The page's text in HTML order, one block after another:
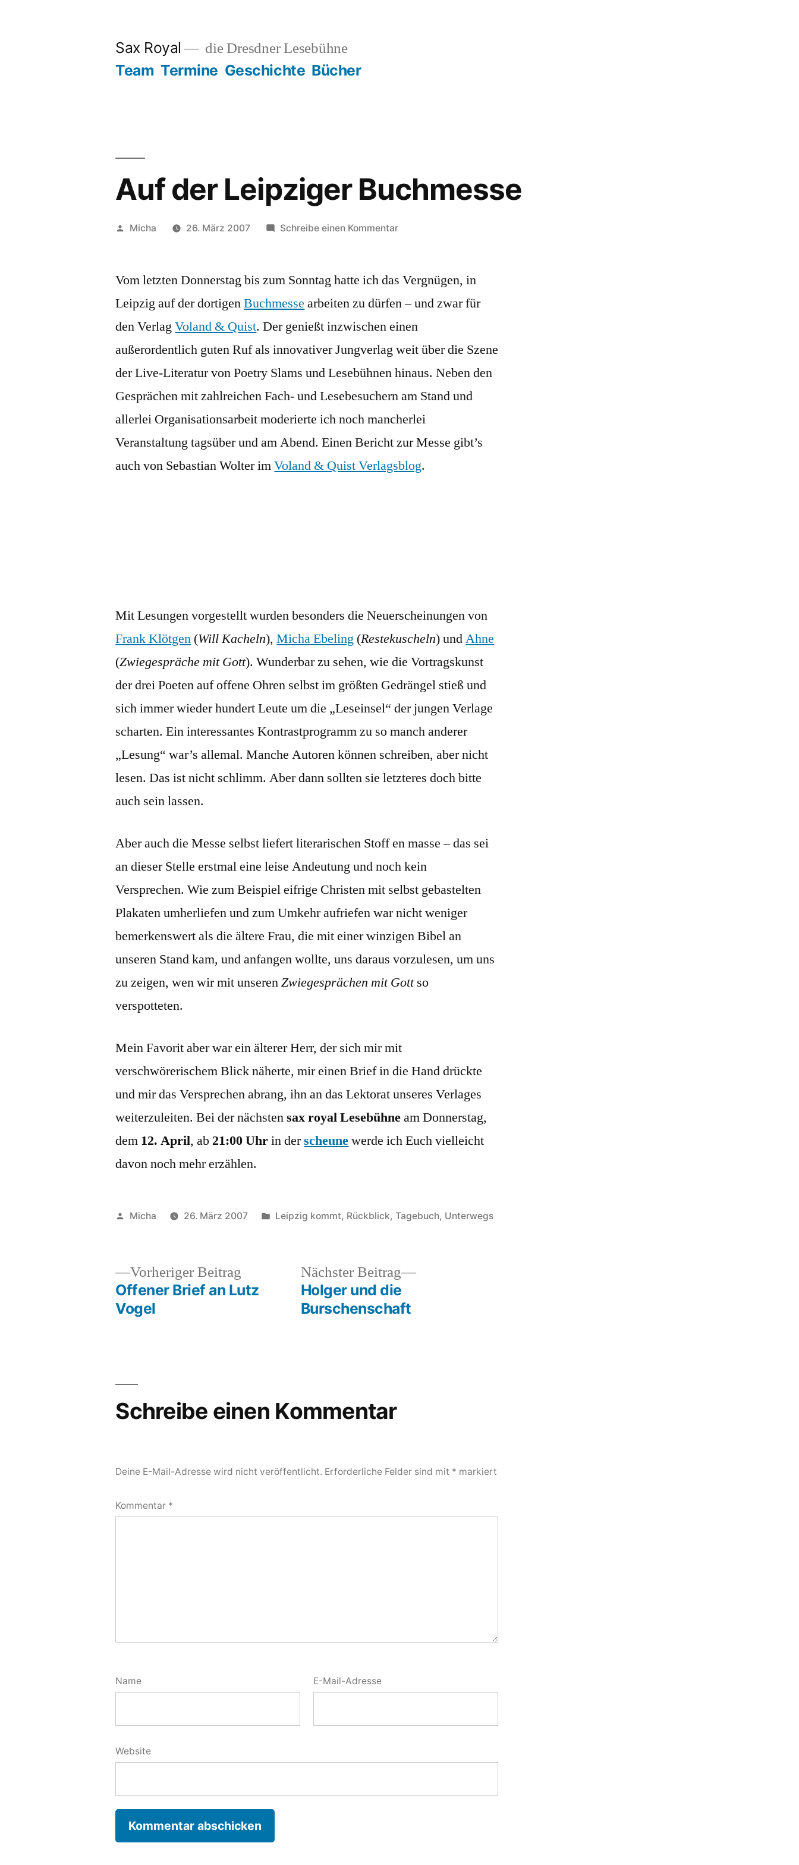
Sax Royal die Dresdner Lesebühne
Team Termine Geschichte Bücher
Auf der Leipziger Buchmesse
Veröffentlicht
Micha 26. März 2007 Schreibe einen Kommentarzu
Leipziger
Vom letzten Donnerstag bis zum Sonntag hatte ich das Vergnügen, in
Leipzig auf der dortigenBuchmesse arbeiten zu dürfen – und zwar für
den VerlagVoland & Quist. Der genießt inzwischen einen
außerordentlich guten Ruf als innovativer Jungverlag weit über die Szene
der Live-Literatur von Poetry Slams und Lesebühnen hinaus. Neben den
Gesprächen mit zahlreichen Fach- und Lesebesuchern am Stand und
allerlei Organisationsarbeit moderierte ich noch mancherlei
Veranstaltung tagsüber und am Abend. Einen Bericht zur Messe gibt’s
auch von Sebastian Wolter imVoland & Quist Verlagsblog.
Mit Lesungen vorgestellt wurden besonders die Neuerscheinungen von
Frank Klötgen (Will Kacheln),Micha Ebeling (Restekuscheln) undAhne
(Zwiegespräche mit Gott). Wunderbar zu sehen, wie die Vortragskunst
der drei Poeten auf offene Ohren selbst im größten Gedrängel stieß und
sich immer wieder hundert Leute um die „Leseinsel“ der jungen Verlage
scharten. Ein interessantes Kontrastprogramm zu so manch anderer
„Lesung“ war’s allemal. Manche Autoren können schreiben, aber nicht
lesen. Das ist nicht schlimm. Aber dann sollten sie letzteres doch bitte
auch sein lassen.
Aber auch die Messe selbst liefert literarischen Stoff en masse – das sei
an dieser Stelle erstmal eine leise Andeutung und noch kein
Versprechen. Wie zum Beispiel eifrige Christen mit selbst gebastelten
Plakaten umherliefen und zum Umkehr aufriefen war nicht weniger
bemerkenswert als die ältere Frau, die mit einer winzigen Bibel an
unseren Stand kam, und anfangen wollte, uns daraus vorzulesen, um uns
zu zeigen, wen wir mit unserenZwiegesprächen mit Gottso
verspotteten.
Mein Favorit aber war ein älterer Herr, der sich mir mit
verschwörerischem Blick näherte, mir einen Brief in die Hand drückte
und mir das Versprechen abrang, ihn an das Lektorat unseres Verlages
weiterzuleiten. Bei der nächstensax royal Lesebühneam Donnerstag,
dem 12. April, ab 21:00 Uhrin derscheunewerde ich Euch vielleicht
davon noch mehr erzählen.
Veröffentlicht
Micha 26. März 2007
Veröffentlicht
Leipzig kommt, Rückblick, Tagebuch, Unterwegs
Beitragsnavigation
Vorheriger Beitrag Vorheriger
Beitrag:
Offener Brief an Lutz
Vogel
Nächster Beitrag
Nächster
Holger und die
Burschenschaft
Schreibe einen Kommentar
Deine E-Mail-Adresse wird nicht veröffentlicht. Erforderliche Felder sind mit * markiert
Kommentar *
Name E-Mail-Adresse
Website